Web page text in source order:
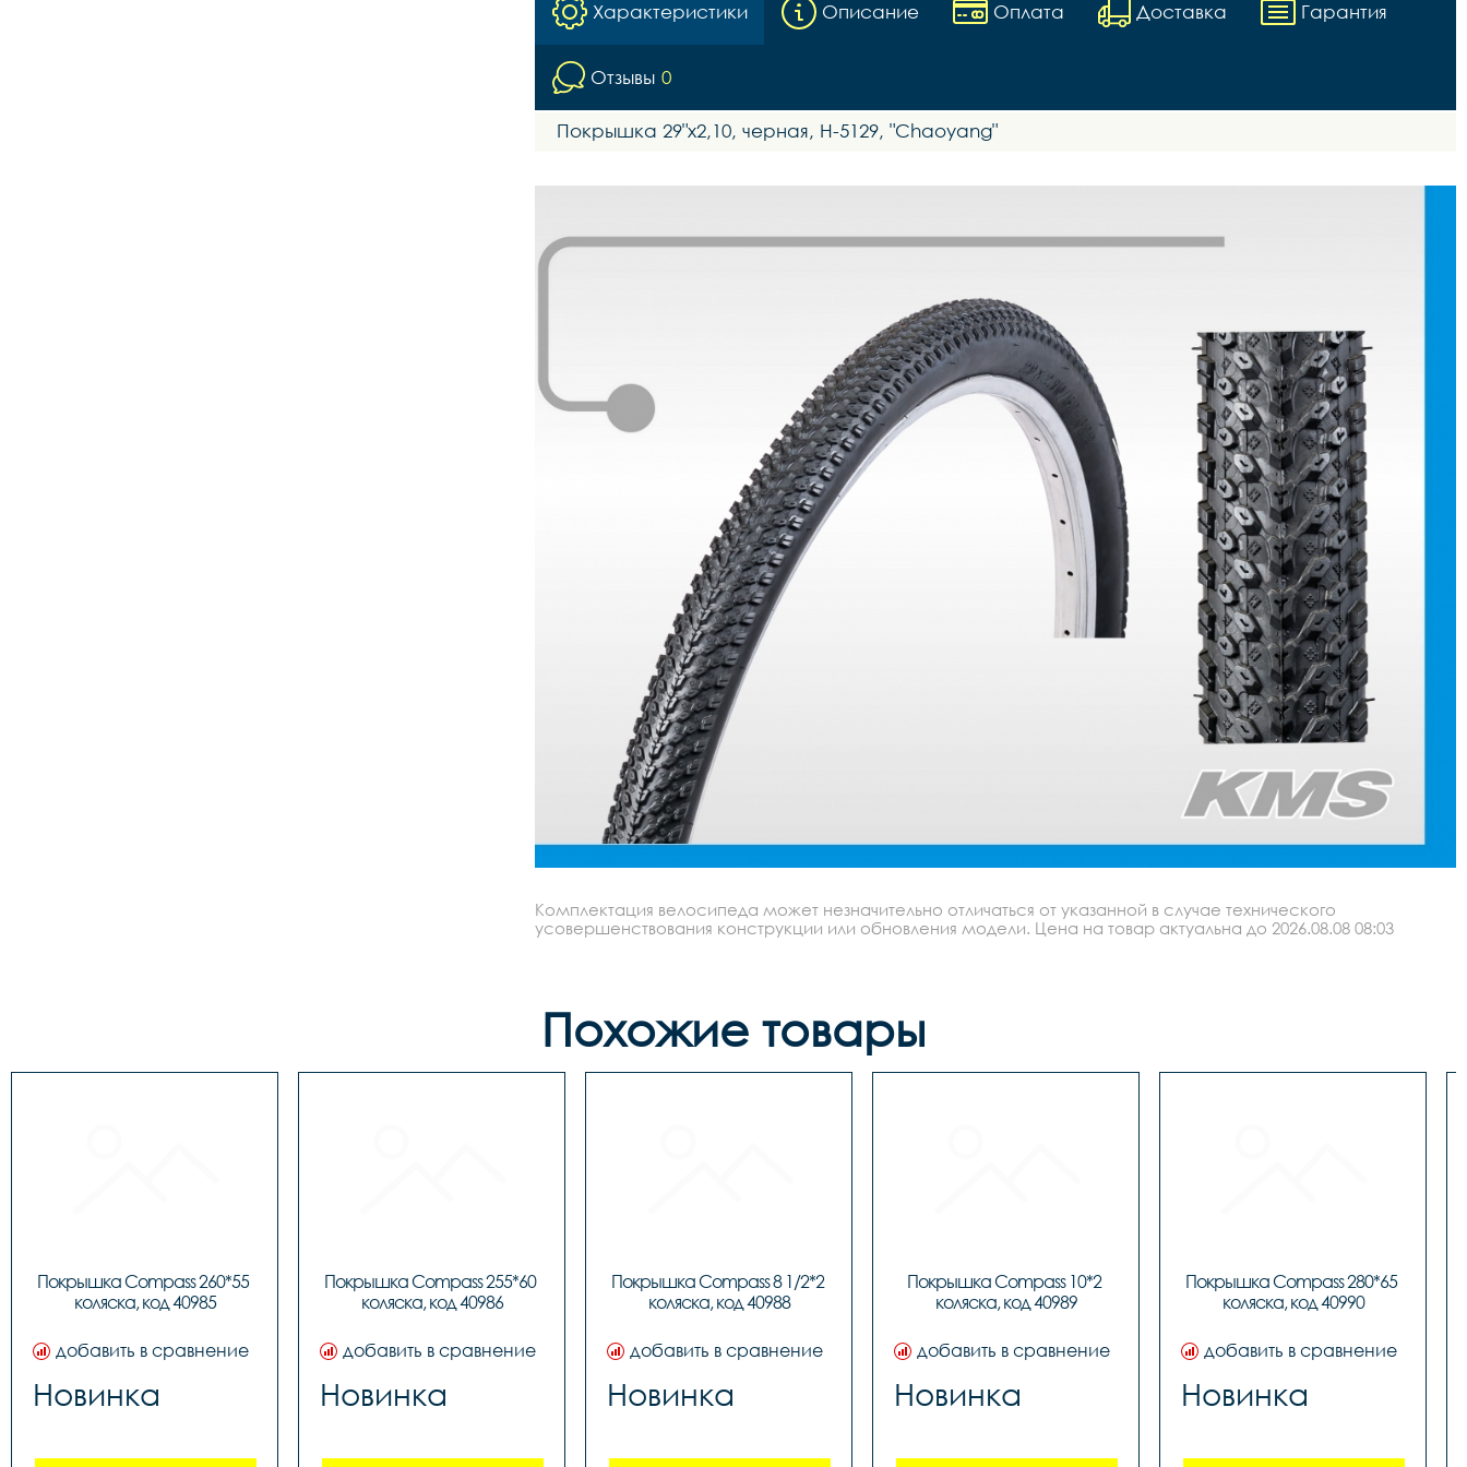
Характеристики Описание Оплата Доставка Гарантия
Отзывы 0
Покрышка 29"х2,10, черная, H-5129, "Chaoyang"
Комплектация велосипеда может незначительно отличаться от указанной в случае технического
усовершенствования конструкции или обновления модели. Цена на товар актуальна до 2026.08.08 08:03
Похожие товары
Покрышка Compass 260*55
коляска, код 40985
добавить в сравнение
Новинка
Покрышка Compass 255*60
коляска, код 40986
добавить в сравнение
Новинка
Покрышка Compass 8 1/2*2
коляска, код 40988
добавить в сравнение
Новинка
Покрышка Compass 10*2
коляска, код 40989
добавить в сравнение
Новинка
Покрышка Compass 280*65
коляска, код 40990
добавить в сравнение
Новинка